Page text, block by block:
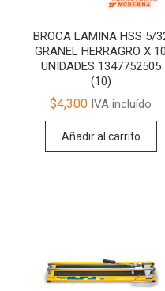
BROCA LAMINA HSS 5/
GRANEL HERRAGRO X 10
UNIDADES 1347752505
(10)
$4,300 IVA incluído
Añadir al carrito